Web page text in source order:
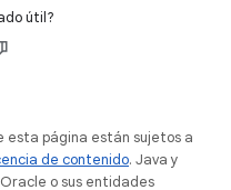
útil?
esta página están sujetos a
de contenido. Java y
o sus entidades